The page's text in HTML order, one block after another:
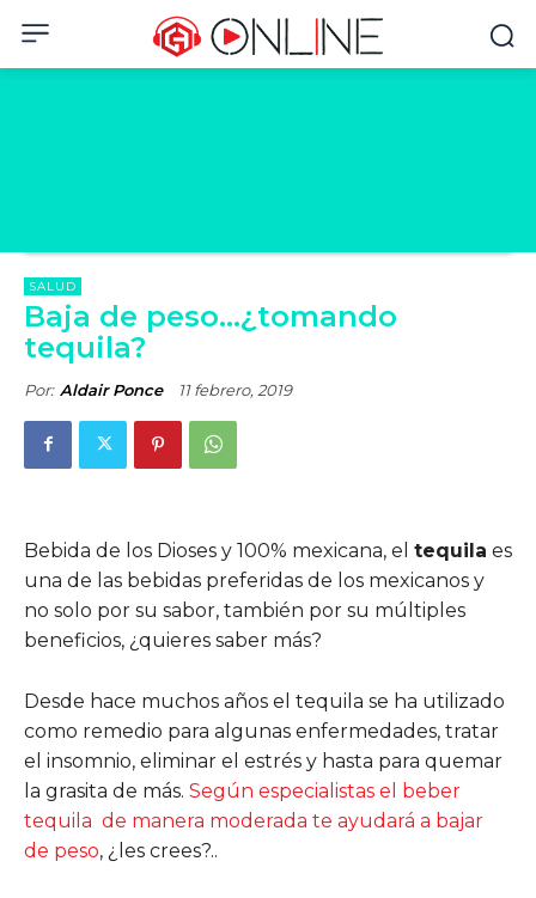
SALUD
Baja de peso…¿tomando
tequila?
Por: Aldair Ponce 11 febrero, 2019
Bebida de los Dioses y 100% mexicana, el tequila es
una de las bebidas preferidas de los mexicanos y
no solo por su sabor, también por su múltiples
beneficios, ¿quieres saber más?
Desde hace muchos años el tequila se ha utilizado
como remedio para algunas enfermedades, tratar
el insomnio, eliminar el estrés y hasta para quemar
la grasita de más. Según especialistas el beber
tequila de manera moderada te ayudará a bajar
de peso, ¿les crees?..